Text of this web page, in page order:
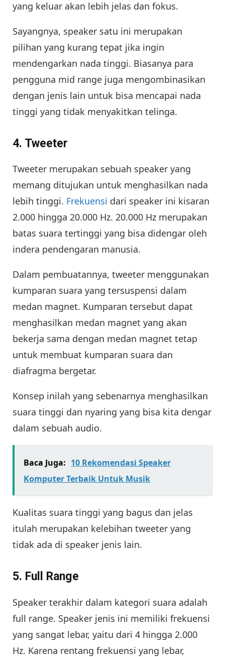
yang keluar akan lebih jelas dan fokus.
Sayangnya, speaker satu ini merupakan
pilihan yang kurang tepat jika ingin
mendengarkan nada tinggi. Biasanya para
pengguna mid range juga mengombinasikan
dengan jenis lain untuk bisa mencapai nada
tinggi yang tidak menyakitkan telinga.
4. Tweeter
Tweeter merupakan sebuah speaker yang
memang ditujukan untuk menghasilkan nada
lebih tinggi. Frekuensi dari speaker ini kisaran
2.000 hingga 20.000 Hz. 20.000 Hz merupakan
batas suara tertinggi yang bisa didengar oleh
indera pendengaran manusia.
Dalam pembuatannya, tweeter menggunakan
kumparan suara yang tersuspensi dalam
medan magnet. Kumparan tersebut dapat
menghasilkan medan magnet yang akan
bekerja sama dengan medan magnet tetap
untuk membuat kumparan suara dan
diafragma bergetar.
Konsep inilah yang sebenarnya menghasilkan
suara tinggi dan nyaring yang bisa kita dengar
dalam sebuah audio.
Baca Juga: 10 Rekomendasi Speaker
Komputer Terbaik Untuk Musik
Kualitas suara tinggi yang bagus dan jelas
itulah merupakan kelebihan tweeter yang
tidak ada di speaker jenis lain.
5. Full Range
Speaker terakhir dalam kategori suara adalah
full range. Speaker jenis ini memiliki frekuensi
yang sangat lebar, yaitu dari 4 hingga 2.000
Hz. Karena rentang frekuensi yang lebar,